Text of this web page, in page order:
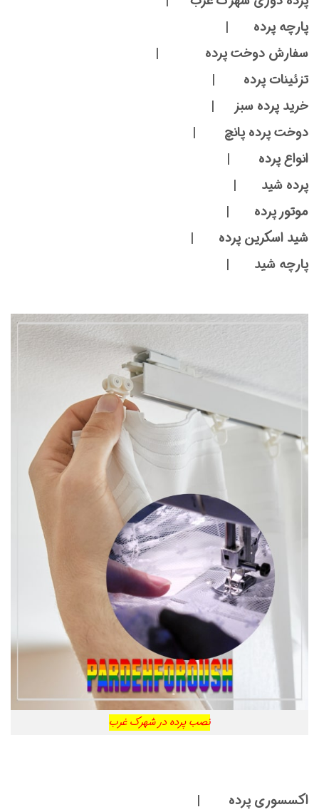
پارچه پرده |
سفارش دوخت پرده |
تزئینات پرده |
خرید پرده سبز |
دوخت پرده پانچ |
انواع پرده |
پرده شید |
موتور پرده |
شید اسکرین پرده |
پارچه شید |
نصب پرده در شهرک غرب
اکسسوری پرده |